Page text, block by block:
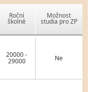
Roční
školné
Možnost
studia pro ZP
20000 -
29000 Ne